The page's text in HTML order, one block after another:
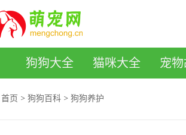
狗狗大全 猫咪大全 宠
首页 狗狗百科 狗狗养护